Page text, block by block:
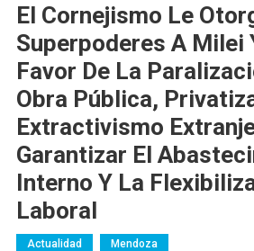
El Cornejismo Le
Superpoderes A Milei
Favor De La
Obra Pública,
Extractivismo
Garantizar El
Interno Y La
Laboral
Actualidad Mendoza